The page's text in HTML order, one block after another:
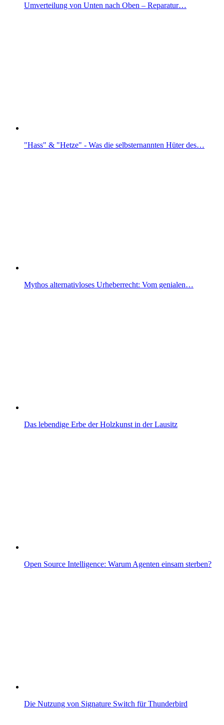
Umverteilung von Unten nach Oben – Reparatur…
"Hass" & "Hetze" - Was die selbsternannten Hüter des…
Mythos alternativloses Urheberrecht: Vom genialen…
Das lebendige Erbe der Holzkunst in der Lausitz
Open Source Intelligence: Warum Agenten einsam sterben?
Die Nutzung von Signature Switch für Thunderbird